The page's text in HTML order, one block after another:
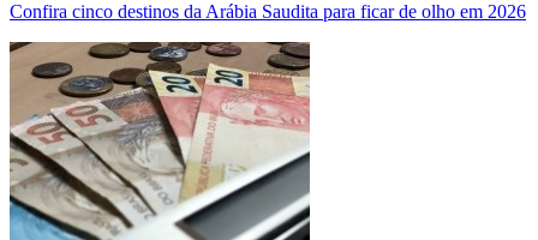
Confira cinco destinos da Arábia Saudita para ficar de olho em 2026